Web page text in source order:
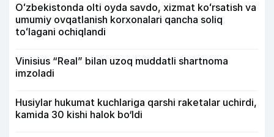
Oʻzbekistonda olti oyda savdo, xizmat koʻrsatish va
umumiy ovqatlanish korxonalari qancha soliq
toʻlagani ochiqlandi
Vinisius “Real” bilan uzoq muddatli shartnoma
imzoladi
Husiylar hukumat kuchlariga qarshi raketalar uchirdi,
kamida 30 kishi halok bo‘ldi